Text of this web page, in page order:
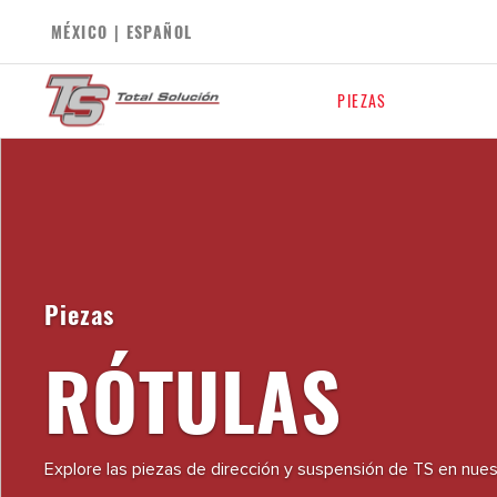
MÉXICO | ESPAÑOL
PIEZAS
Piezas
RÓTULAS
Explore las piezas de dirección y suspensión de TS en